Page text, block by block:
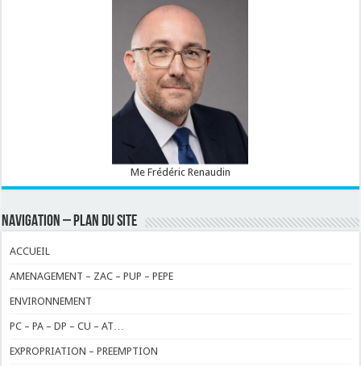
Me Frédéric Renaudin
NAVIGATION – PLAN DU SITE
ACCUEIL
AMENAGEMENT – ZAC – PUP – PEPE
ENVIRONNEMENT
PC – PA – DP – CU – AT…
EXPROPRIATION – PREEMPTION